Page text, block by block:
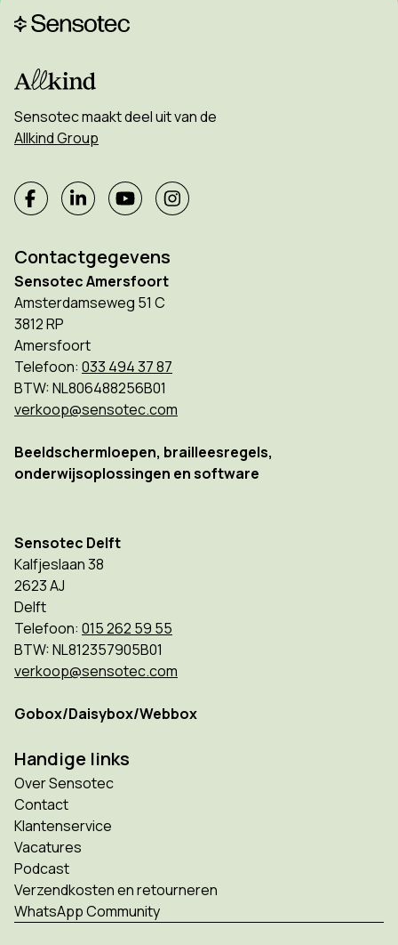
Sensotec maakt deel uit van de
Allkind Group
Contactgegevens
Sensotec Amersfoort
Amsterdamseweg 51 C
3812 RP
Amersfoort
Telefoon: 033 494 37 87
BTW: NL806488256B01
verkoop@sensotec.com
Beeldschermloepen, brailleesregels,
onderwijsoplossingen en software
Sensotec Delft
Kalfjeslaan 38
2623 AJ
Delft
Telefoon: 015 262 59 55
BTW: NL812357905B01
verkoop@sensotec.com
Gobox/Daisybox/Webbox
Handige links
Over Sensotec
Contact
Klantenservice
Vacatures
Podcast
Verzendkosten en retourneren
WhatsApp Community